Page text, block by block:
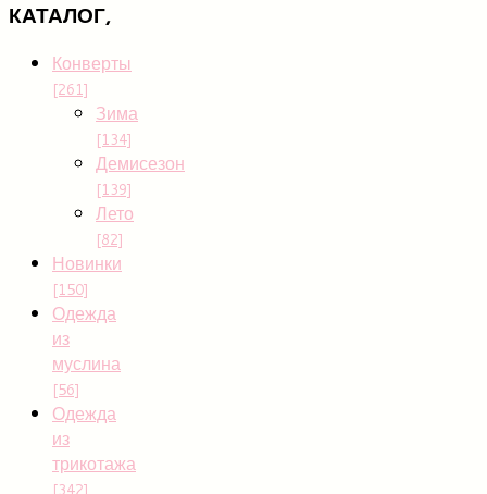
КАТАЛОГ,
Конверты
[261]
Зима
[134]
Демисезон
[139]
Лето
[82]
Новинки
[150]
Одежда
из
муслина
[56]
Одежда
из
трикотажа
[342]